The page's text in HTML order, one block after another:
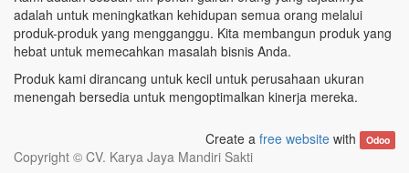
adalah untuk meningkatkan kehidupan semua orang melalui
produk-produk yang mengganggu. Kita membangun produk yang
hebat untuk memecahkan masalah bisnis Anda.
Produk kami dirancang untuk kecil untuk perusahaan ukuran
menengah bersedia untuk mengoptimalkan kinerja mereka.
Create afree website with Odoo
Copyright © CV. Karya Jaya Mandiri Sakti